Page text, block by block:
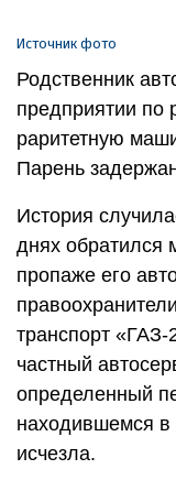
Источник фото
Родственник
предприятии по
раритетную
Парень
История
днях обратился
пропаже его
транспорт «ГАЗ-
частный
определенный
находившемся
исчезла.